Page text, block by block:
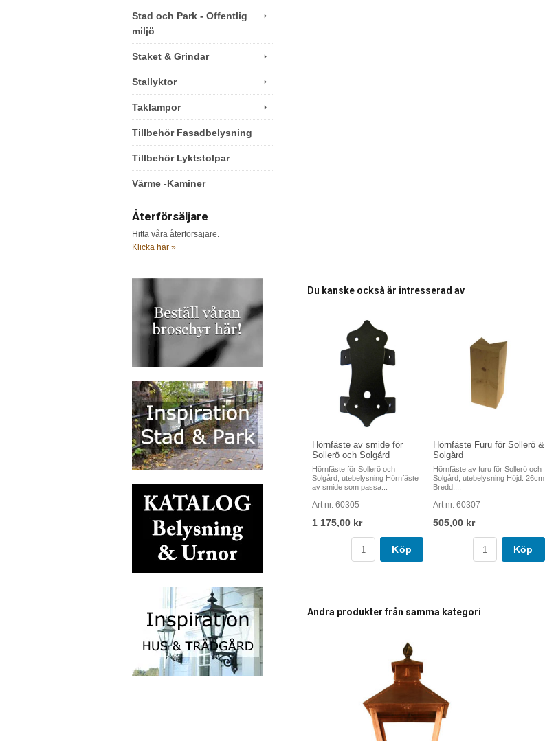
Stad och Park - Offentlig
miljö
Staket & Grindar
Stallyktor
Taklampor
Tillbehör Fasadbelysning
Tillbehör Lyktstolpar
Värme -Kaminer
Återförsäljare
Hitta våra återförsäjare.
Klicka här »
Du kanske också är intresserad av
Hörnfäste av smide för
Sollerö och Solgård
Hörnfäste för Sollerö och
Solgård, utebelysning Hörnfäste
av smide som passa...
Art nr. 60305
1 175,00 kr
Köp
Hörnfäste Furu för Sollerö &
Solgård
Hörnfäste av furu för Sollerö och
Solgård, utebelysning Höjd: 26cm
Bredd:...
Art nr. 60307
505,00 kr
Köp
Andra produkter från samma kategori